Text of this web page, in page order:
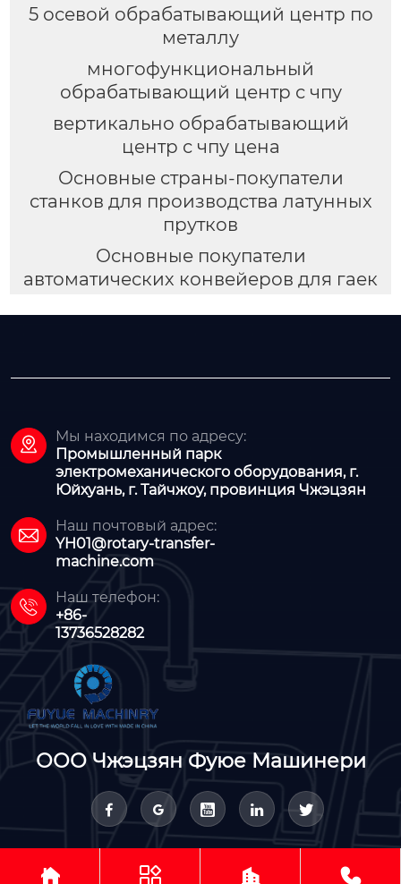
5 осевой обрабатывающий центр по
металлу
многофункциональный
обрабатывающий центр с чпу
вертикально обрабатывающий
центр с чпу цена
Основные страны-покупатели
станков для производства латунных
прутков
Основные покупатели
автоматических конвейеров для гаек

Мы находимся по адресу:
Промышленный парк
электромеханического оборудования, г.
Юйхуань, г. Тайчжоу, провинция Чжэцзян

Наш почтовый адрес:
YH01@rotary-transfer-
machine.com

Наш телефон:
+86-
13736528282
ООО Чжэцзян Фуюе Машинери
    
   